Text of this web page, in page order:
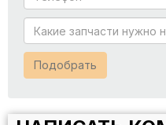
Подобрать